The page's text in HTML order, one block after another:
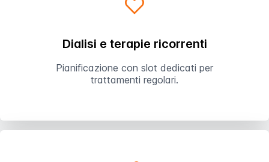
Dialisi e terapie ricorrenti
Pianificazione con slot dedicati per
trattamenti regolari.